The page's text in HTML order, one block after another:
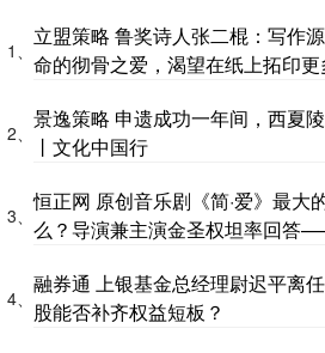
1、
立盟策略 鲁奖诗人张二棍：写作
命的彻骨之爱，渴望在纸上拓印
2、
景逸策略 申遗成功一年间，西夏
丨文化中国行
3、
恒正网 原创音乐剧《简·爱》最大
么？导演兼主演金圣权坦率回答
4、
融券通 上银基金总经理尉迟平离
股能否补齐权益短板？